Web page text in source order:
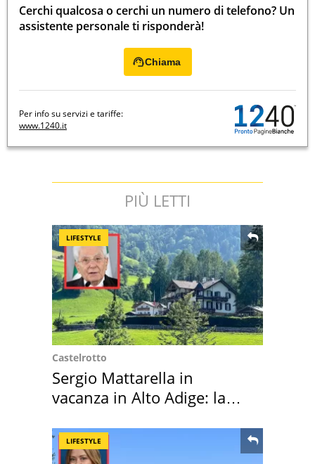
Cerchi qualcosa o cerchi un numero di telefono? Un
assistente personale ti risponderà!
Chiama
Per info su servizi e tariffe:
www.1240.it
PIÙ LETTI
LIFESTYLE
Castelrotto
Sergio Mattarella in
vacanza in Alto Adige: la
LIFESTYLE